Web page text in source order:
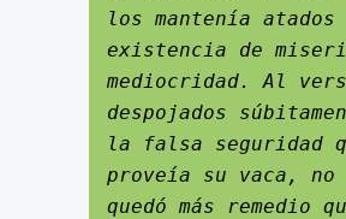
los mantenía atados
existencia de
mediocridad. Al
despojados
la falsa seguridad
proveía su vaca, no
quedó más remedio